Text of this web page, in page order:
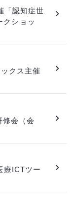
「認知症世
クショッ
クス主催
修会（会
療ICTツー